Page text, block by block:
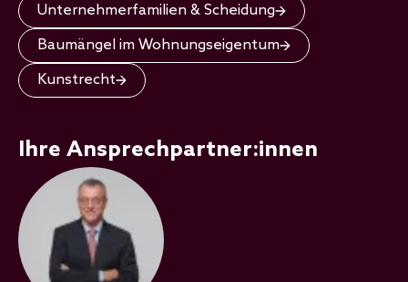
Unternehmerfamilien & Scheidung
Baumängel im Wohnungseigentum
Kunstrecht
Ihre Ansprechpartner:innen